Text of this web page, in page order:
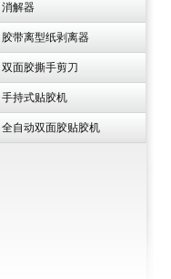
消解器
胶带离型纸剥离器
双面胶撕手剪刀
手持式贴胶机
全自动双面胶贴胶机